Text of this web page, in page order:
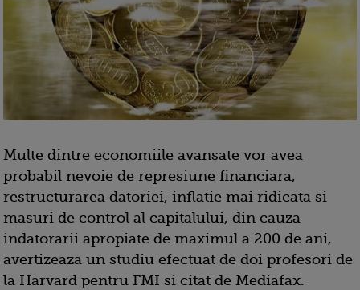
Multe dintre economiile avansate vor avea
probabil nevoie de represiune financiara,
restructurarea datoriei, inflatie mai ridicata si
masuri de control al capitalului, din cauza
indatorarii apropiate de maximul a 200 de ani,
avertizeaza un studiu efectuat de doi profesori de
la Harvard pentru FMI si citat de Mediafax.